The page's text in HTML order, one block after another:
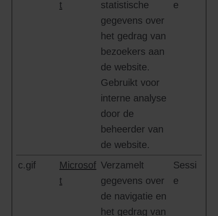
t
statistische
gegevens over
het gedrag van
bezoekers aan
de website.
Gebruikt voor
interne analyse
door de
beheerder van
de website.
e
c.gif
Microsof
t
Verzamelt
gegevens over
de navigatie en
het gedrag van
Sessi
e